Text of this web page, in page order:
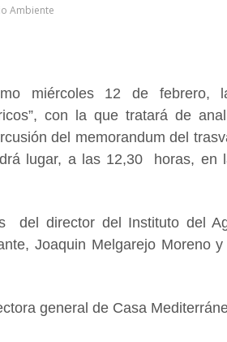
Ambiente
miércoles 12 de febrero,
con la que tratará de
del memorandum del
lugar, a las 12,30 horas, en
del director del Instituto del
Joaquin Melgarejo Moreno
general de Casa